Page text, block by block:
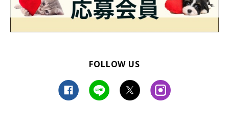
文／松本マユ
※写真はスマホアプリ「いぬ・ねこのきもち」で投稿されたもの
FOLLOW US